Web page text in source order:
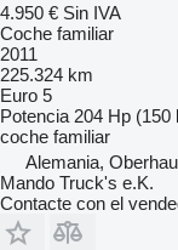
4.950 € Sin IVA
Coche familiar
2011
225.324 km
Euro 5
Potencia 204 Hp (150
coche familiar
Alemania,
Mando Truck's e.K.
Contacte con el